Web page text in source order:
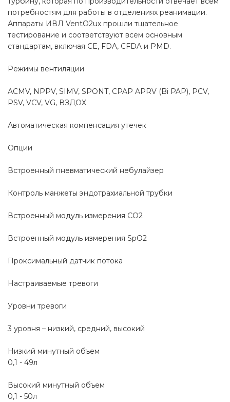
потребностям для работы в отделениях реанимации.
Аппараты ИВЛ VentO2ux прошли тщательное
тестирование и соответствуют всем основным
стандартам, включая CE, FDA, CFDA и PMD.
Режимы вентиляции
ACMV, NPPV, SIMV, SPONT, CPAP APRV (Bi PAP), PCV,
PSV, VCV, VG, ВЗДОХ
Автоматическая компенсация утечек
Опции
Встроенный пневматический небулайзер
Контроль манжеты эндотрахиальной трубки
Встроенный модуль измерения СО2
Встроенный модуль измерения SpO2
Проксимальный датчик потока
Настраиваемые тревоги
Уровни тревоги
3 уровня – низкий, средний, высокий
Низкий минутный объем
0,1 - 49л
Высокий минутный объем
0,1 - 50л